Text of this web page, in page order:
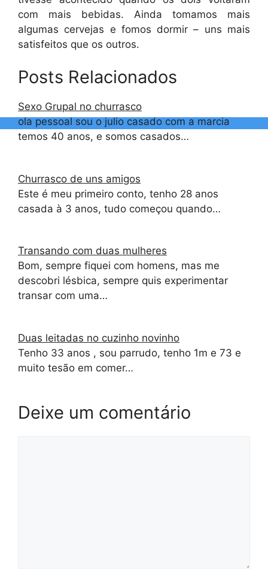
com mais bebidas. Ainda tomamos mais
algumas cervejas e fomos dormir – uns mais
satisfeitos que os outros.
Posts Relacionados
Sexo Grupal no churrasco
ola pessoal sou o julio casado com a marcia
temos 40 anos, e somos casados…
Churrasco de uns amigos
Este é meu primeiro conto, tenho 28 anos
casada à 3 anos, tudo começou quando…
Transando com duas mulheres
Bom, sempre fiquei com homens, mas me
descobri lésbica, sempre quis experimentar
transar com uma…
Duas leitadas no cuzinho novinho
Tenho 33 anos , sou parrudo, tenho 1m e 73 e
muito tesão em comer…
Deixe um comentário